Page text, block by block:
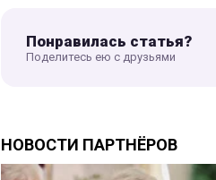
Понравилась статья?
Поделитесь ею с друзьями